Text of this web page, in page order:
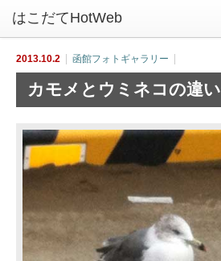
2013.10.2 函館フォトギャラリー
カモメとウミネコの違い